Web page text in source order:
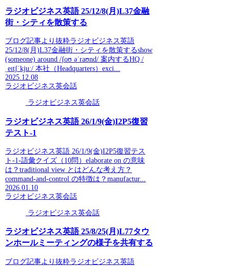
ラジオビジネス英語 25/12/8(月)L37金融
街・シティを散策する
ブログ記事より抜粋ラジオビジネス英語
25/12/8(月)L37金融街・シティを散策するshow
(someone) around /ʃoʊ əˈraʊnd/ 案内するHQ /
ˌeɪtʃˈkjuː/ 本社（Headquarters）exci...
2025.12.08
ラジオビジネス英会話
ラジオビジネス英会話
ラジオビジネス英語 26/1/9(金)I2P5復習
テスト-1
ラジオビジネス英語 26/1/9(金)I2P5復習テス
ト-1-語彙クイズ（10問）elaborate on の意味
は？traditional view とはどんな考え方？
command-and-control の特徴は？manufactur...
2026.01.10
ラジオビジネス英会話
ラジオビジネス英会話
ラジオビジネス英語 25/8/25(月)L77タウ
ンホールミーティングの様子を共有する
ブログ記事より抜粋ラジオビジネス英語